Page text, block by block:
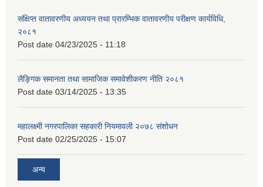
संक्षिप्त वातावरणीय अध्ययन तथा प्रारम्भिक वातावरणीय परीक्षण कार्यविधि,
२०८१
Post date 04/23/2025 - 11:18
लैङ्गिक समानता तथा सामाजिक समावेशीकरण नीति २०८१
Post date 03/14/2025 - 13:35
महालक्ष्मी नगरपालिका सहकारी नियमावली २०७८ संशोधन
Post date 02/25/2025 - 15:07
अन्य